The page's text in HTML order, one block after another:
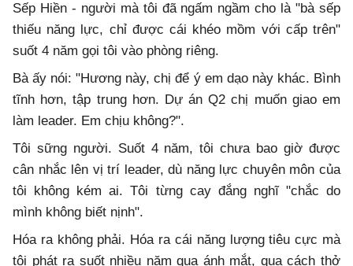
Sếp Hiền - người mà tôi đã ngấm ngầm cho là "bà sếp
thiếu năng lực, chỉ được cái khéo mồm với cấp trên"
suốt 4 năm gọi tôi vào phòng riêng.
Bà ấy nói: "Hương này, chị để ý em dạo này khác. Bình
tĩnh hơn, tập trung hơn. Dự án Q2 chị muốn giao em
làm leader. Em chịu không?".
Tôi sững người. Suốt 4 năm, tôi chưa bao giờ được
cân nhắc lên vị trí leader, dù năng lực chuyên môn của
tôi không kém ai. Tôi từng cay đắng nghĩ "chắc do
mình không biết nịnh".
Hóa ra không phải. Hóa ra cái năng lượng tiêu cực mà
tôi phát ra suốt nhiều năm qua ánh mắt, qua cách thở